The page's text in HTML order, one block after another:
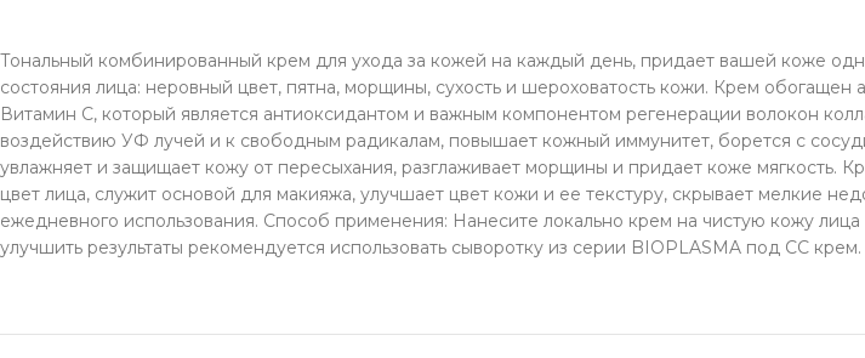
Тональный комбинированный крем для ухода за кожей на каждый день, придает вашей коже
состояния лица: неровный цвет, пятна, морщины, сухость и шероховатость кожи. Крем
Витамин С, который является антиоксидантом и важным компонентом регенерации волокон
воздействию УФ лучей и к свободным радикалам, повышает кожный иммунитет, борется с
увлажняет и защищает кожу от пересыхания, разглаживает морщины и придает коже мягкость.
цвет лица, служит основой для макияжа, улучшает цвет кожи и ее текстуру, скрывает мелкие
ежедневного использования. Способ применения: Нанесите локально крем на чистую кожу
улучшить результаты рекомендуется использовать сыворотку из серии BIOPLASMA под СС крем.